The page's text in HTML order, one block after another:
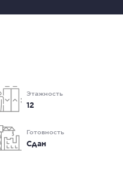
Этажность
12
Готовность
Сдан